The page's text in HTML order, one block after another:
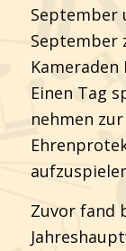
September
September
Kameraden
Einen Tag
nehmen
Zuvor fand